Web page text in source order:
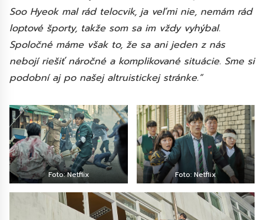
Soo Hyeok mal rád telocvik, ja veľmi nie, nemám rád
loptové športy, takže som sa im vždy vyhýbal.
Spoločné máme však to, že sa ani jeden z nás
nebojí riešiť náročné a komplikované situácie. Sme si
podobní aj po našej altruistickej stránke.”
Foto: Netflix Foto: Netflix